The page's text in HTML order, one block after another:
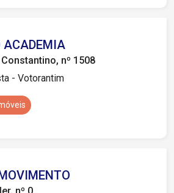
ACADEMIA
nº 1508
- Votorantim
nº 0